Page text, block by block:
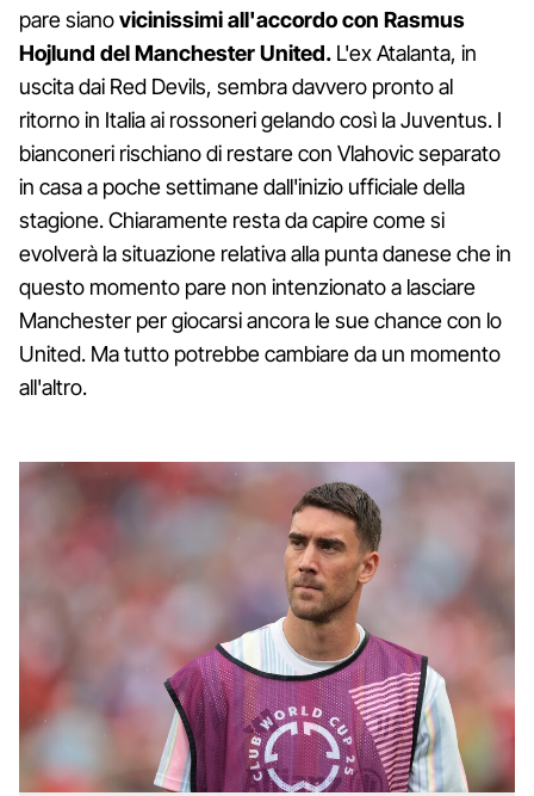
pare sianovicinissimi all'accordo con Rasmus
Hojlund del Manchester United. L'ex Atalanta, in
uscita dai Red Devils, sembra davvero pronto al
ritorno in Italia ai rossoneri gelando così la Juventus. I
bianconeri rischiano di restare con Vlahovic separato
in casa a poche settimane dall'inizio ufficiale della
stagione. Chiaramente resta da capire come si
evolverà la situazione relativa alla punta danese che in
questo momento pare non intenzionato a lasciare
Manchester per giocarsi ancora le sue chance con lo
United. Ma tutto potrebbe cambiare da un momento
all'altro.